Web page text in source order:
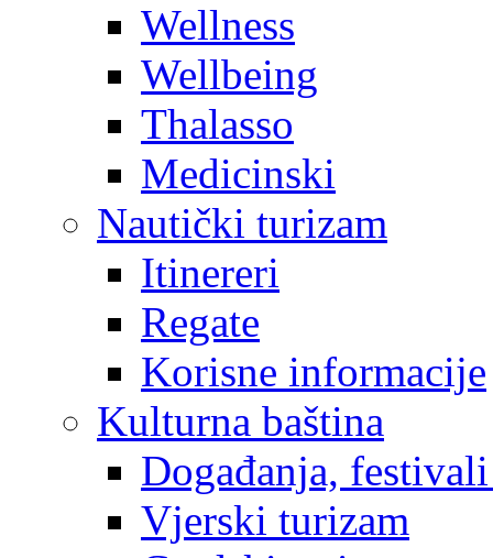
Wellness
Wellbeing
Thalasso
Medicinski
Nautički turizam
Itinereri
Regate
Korisne informacije
Kulturna baština
Događanja,
Vjerski turizam